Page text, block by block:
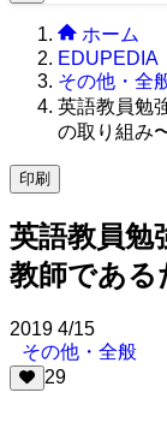
ホーム
EDUPEDIA
その他・全
英語教員勉
の取り組み
印刷
英語教員勉
教師である
2019 4/15
その他・全般
29